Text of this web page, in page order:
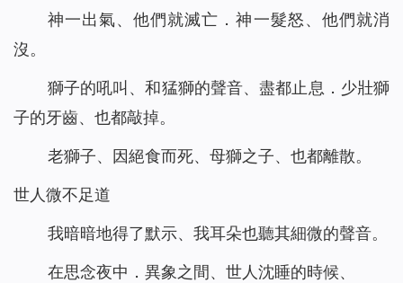
神一出氣、他們就滅亡．神一髮怒、他們就消
沒。
獅子的吼叫、和猛獅的聲音、盡都止息．少壯獅
子的牙齒、也都敲掉。
老獅子、因絕食而死、母獅之子、也都離散。
世人微不足道
我暗暗地得了默示、我耳朵也聽其細微的聲音。
在思念夜中．異象之間、世人沈睡的時候、